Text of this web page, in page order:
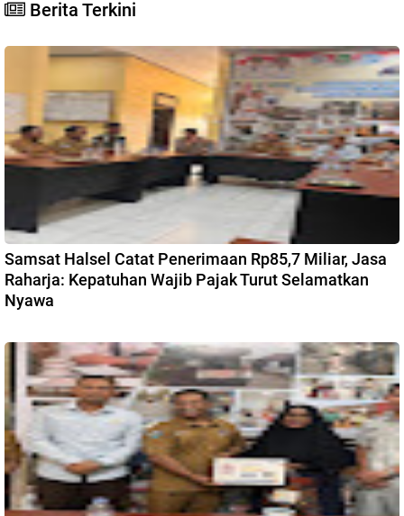
Berita Terkini
Samsat Halsel Catat Penerimaan Rp85,7 Miliar, Jasa
Raharja: Kepatuhan Wajib Pajak Turut Selamatkan
Nyawa